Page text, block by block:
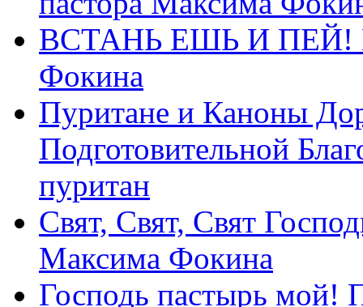
ВСТАНЬ ЕШЬ И ПЕЙ!
Фокина
Пуритане и Каноны
Подготовительной
пуритан
Свят, Свят, Свят
Максима Фокина
Господь пастырь мой!